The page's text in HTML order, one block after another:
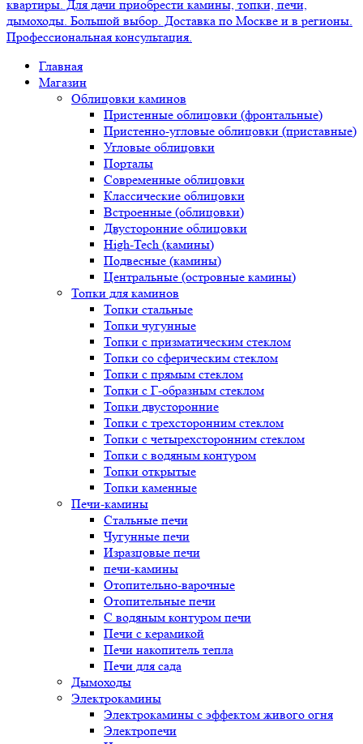
Главная
Магазин
Облицовки каминов
Пристенные облицовки (фронтальные)
Пристенно-угловые облицовки (приставные)
Угловые облицовки
Порталы
Современные облицовки
Классические облицовки
Встроенные (облицовки)
Двусторонние облицовки
High-Tech (камины)
Подвесные (камины)
Центральные (островные камины)
Топки для каминов
Топки стальные
Топки чугунные
Топки с призматическим стеклом
Топки со сферическим стеклом
Топки с прямым стеклом
Топки с Г-образным стеклом
Топки двусторонние
Топки с трехсторонним стеклом
Топки с четырехсторонним стеклом
Топки с водяным контуром
Топки открытые
Топки каменные
Печи-камины
Стальные печи
Чугунные печи
Изразцовые печи
печи-камины
Отопительно-варочные
Отопительные печи
С водяным контуром печи
Печи с керамикой
Печи накопитель тепла
Печи для сада
Дымоходы
Электрокамины
Электрокамины с эффектом живого огня
Электропечи